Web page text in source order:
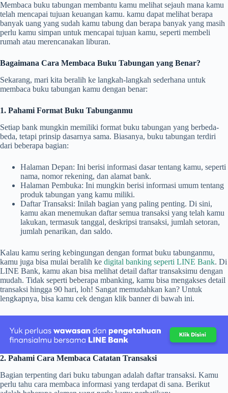
Membaca buku tabungan membantu kamu melihat sejauh mana kamu
telah mencapai tujuan keuangan kamu. kamu dapat melihat berapa
banyak uang yang sudah kamu tabung dan berapa banyak yang masih
perlu kamu simpan untuk mencapai tujuan kamu, seperti membeli
rumah atau merencanakan liburan.
Bagaimana Cara Membaca Buku Tabungan yang Benar?
Sekarang, mari kita beralih ke langkah-langkah sederhana untuk
membaca buku tabungan kamu dengan benar:
1. Pahami Format Buku Tabunganmu
Setiap bank mungkin memiliki format buku tabungan yang berbeda-
beda, tetapi prinsip dasarnya sama. Biasanya, buku tabungan terdiri
dari beberapa bagian:
Halaman Depan: Ini berisi informasi dasar tentang kamu, seperti
nama, nomor rekening, dan alamat bank.
Halaman Pembuka: Ini mungkin berisi informasi umum tentang
produk tabungan yang kamu miliki.
Daftar Transaksi: Inilah bagian yang paling penting. Di sini,
kamu akan menemukan daftar semua transaksi yang telah kamu
lakukan, termasuk tanggal, deskripsi transaksi, jumlah setoran,
jumlah penarikan, dan saldo.
Kalau kamu sering kebingungan dengan format buku tabunganmu,
kamu juga bisa mulai beralih ke digital banking seperti LINE Bank. Di
LINE Bank, kamu akan bisa melihat detail daftar transaksimu dengan
mudah. Tidak seperti beberapa mbanking, kamu bisa mengakses detail
transaksi hingga 90 hari, loh! Sangat memudahkan kan? Untuk
lengkapnya, bisa kamu cek dengan klik banner di bawah ini.
2. Pahami Cara Membaca Catatan Transaksi
Bagian terpenting dari buku tabungan adalah daftar transaksi. Kamu
perlu tahu cara membaca informasi yang terdapat di sana. Berikut